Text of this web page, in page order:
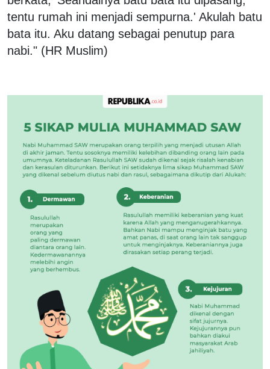
tentu rumah ini menjadi sempurna.' Akulah batu
bata itu. Aku datang sebagai penutup para
nabi." (HR Muslim)